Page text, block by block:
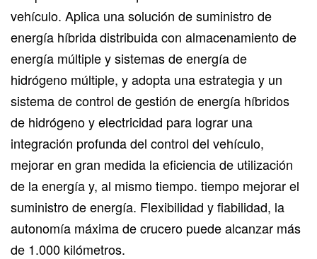
vehículo. Aplica una solución de suministro de
energía híbrida distribuida con almacenamiento de
energía múltiple y sistemas de energía de
hidrógeno múltiple, y adopta una estrategia y un
sistema de control de gestión de energía híbridos
de hidrógeno y electricidad para lograr una
integración profunda del control del vehículo,
mejorar en gran medida la eficiencia de utilización
de la energía y, al mismo tiempo. tiempo mejorar el
suministro de energía. Flexibilidad y fiabilidad, la
autonomía máxima de crucero puede alcanzar más
de 1.000 kilómetros.